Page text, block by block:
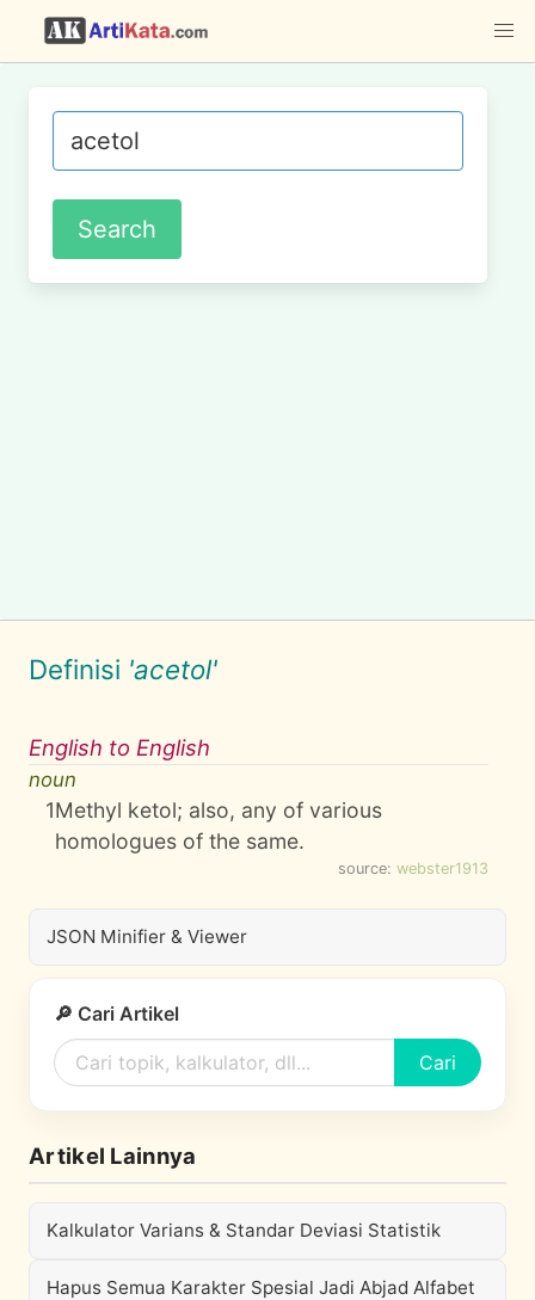
Definisi 'acetol'
English to English
noun
1Methyl ketol; also, any of various
homologues of the same.
source: webster1913
JSON Minifier & Viewer
🔎 Cari Artikel
Cari
Artikel Lainnya
Kalkulator Varians & Standar Deviasi Statistik
Hapus Semua Karakter Spesial Jadi Abjad Alfabet